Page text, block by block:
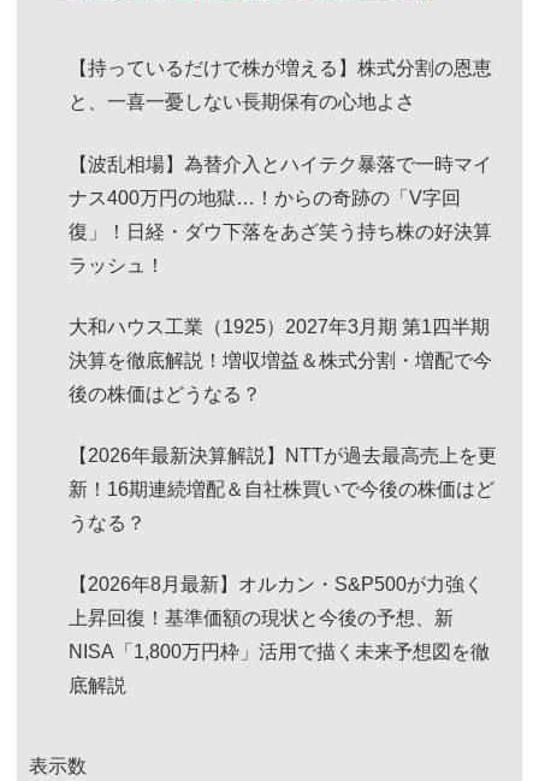
【持っているだけで株が増える】株式分割の恩恵
と、一喜一憂しない長期保有の心地よさ
【波乱相場】為替介入とハイテク暴落で一時マイ
ナス400万円の地獄…！からの奇跡の「V字回
復」！日経・ダウ下落をあざ笑う持ち株の好決算
ラッシュ！
大和ハウス工業（1925）2027年3月期 第1四半期
決算を徹底解説！増収増益＆株式分割・増配で今
後の株価はどうなる？
【2026年最新決算解説】NTTが過去最高売上を更
新！16期連続増配＆自社株買いで今後の株価はど
うなる？
【2026年8月最新】オルカン・S&P500が力強く
上昇回復！基準価額の現状と今後の予想、新
NISA「1,800万円枠」活用で描く未来予想図を徹
底解説
表示数